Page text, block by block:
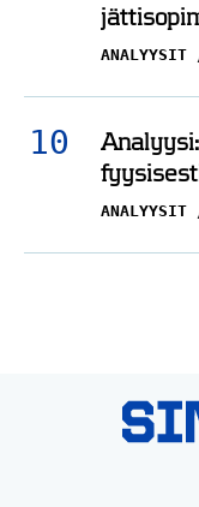
ANALYYSIT
ANALYYSIT